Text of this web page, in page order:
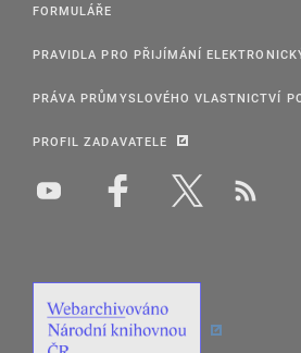
FORMULÁŘE
PRAVIDLA PRO PŘIJÍMÁNÍ
PRÁVA PRŮMYSLOVÉHO VLASTNICTVÍ
PROFIL ZADAVATELE